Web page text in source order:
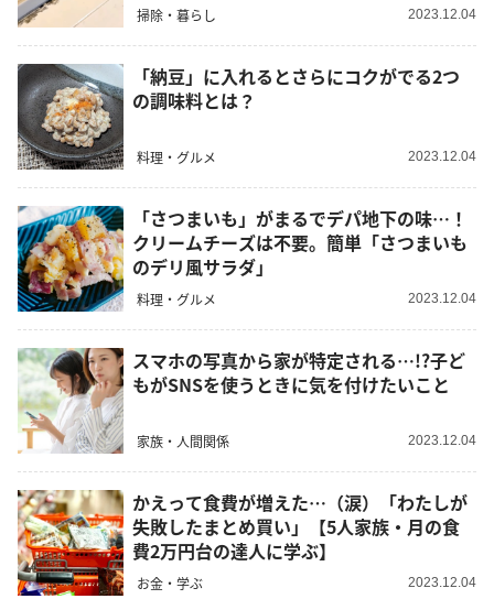
掃除・暮らし 2023.12.04
「納豆」に入れるとさらにコクがでる2つ
の調味料とは？
料理・グルメ 2023.12.04
「さつまいも」がまるでデパ地下の味…！
クリームチーズは不要。簡単「さつまいも
のデリ風サラダ」
料理・グルメ 2023.12.04
スマホの写真から家が特定される…!?子ど
もがSNSを使うときに気を付けたいこと
家族・人間関係 2023.12.04
かえって食費が増えた…（涙）「わたしが
失敗したまとめ買い」【5人家族・月の食
費2万円台の達人に学ぶ】
お金・学ぶ 2023.12.04